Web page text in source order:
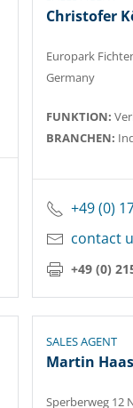
Christofer
Europark
Germany
FUNKTION:
BRANCHEN:
+49 (0)
contact
+49 (0)
SALES AGENT
Martin
Sperberweg 12